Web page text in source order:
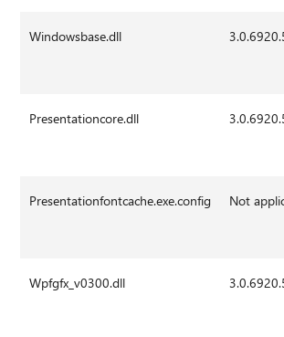
Windowsbase.dll
Presentationcore.dll
Presentationfontcache.exe.config Not
Wpfgfx_v0300.dll